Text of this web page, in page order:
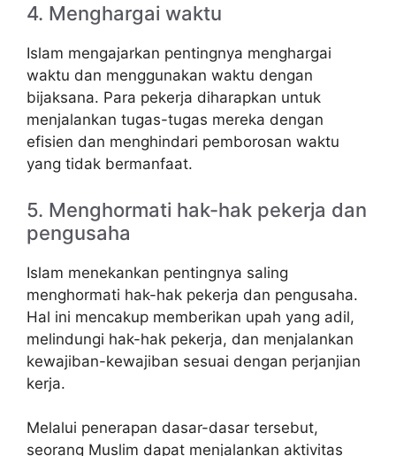
4. Menghargai waktu
Islam mengajarkan pentingnya menghargai
waktu dan menggunakan waktu dengan
bijaksana. Para pekerja diharapkan untuk
menjalankan tugas-tugas mereka dengan
efisien dan menghindari pemborosan waktu
yang tidak bermanfaat.
5. Menghormati hak-hak pekerja dan
pengusaha
Islam menekankan pentingnya saling
menghormati hak-hak pekerja dan pengusaha.
Hal ini mencakup memberikan upah yang adil,
melindungi hak-hak pekerja, dan menjalankan
kewajiban-kewajiban sesuai dengan perjanjian
kerja.
Melalui penerapan dasar-dasar tersebut,
seorang Muslim dapat menjalankan aktivitas